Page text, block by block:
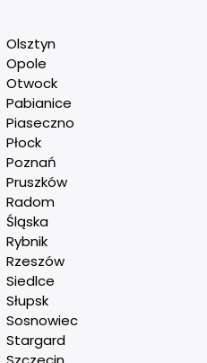
Olsztyn
Opole
Otwock
Pabianice
Piaseczno
Płock
Poznań
Pruszków
Radom
Śląska
Rybnik
Rzeszów
Siedlce
Słupsk
Sosnowiec
Stargard